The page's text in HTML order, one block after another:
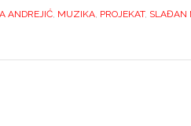
ANDREJIĆ, MUZIKA, PROJEKAT, SLAĐAN